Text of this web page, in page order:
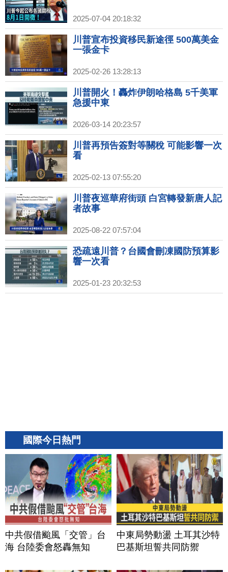
2025-07-04 20:18:32
川普宣布投資移民新途徑 500萬美金
一張金卡
2025-02-26 13:28:13
川普開火！轟炸伊朗哈格島 5千美軍
急援中東
2026-03-14 20:23:57
川普再預告簽對等關稅 可能影響一次
看
2025-02-13 07:55:20
川普夜巡華府街頭 白宮轉發新唐人記
者故事
2025-08-22 07:57:04
恐疏遠川普？台國會刪凍國防預算影
響一次看
2025-01-23 20:32:53
國際今日熱門
中共假借颱風「交管」台
海 台陸委會怒轟無知
中東局勢動盪 土耳其沙特
巴基斯坦誓共同防禦